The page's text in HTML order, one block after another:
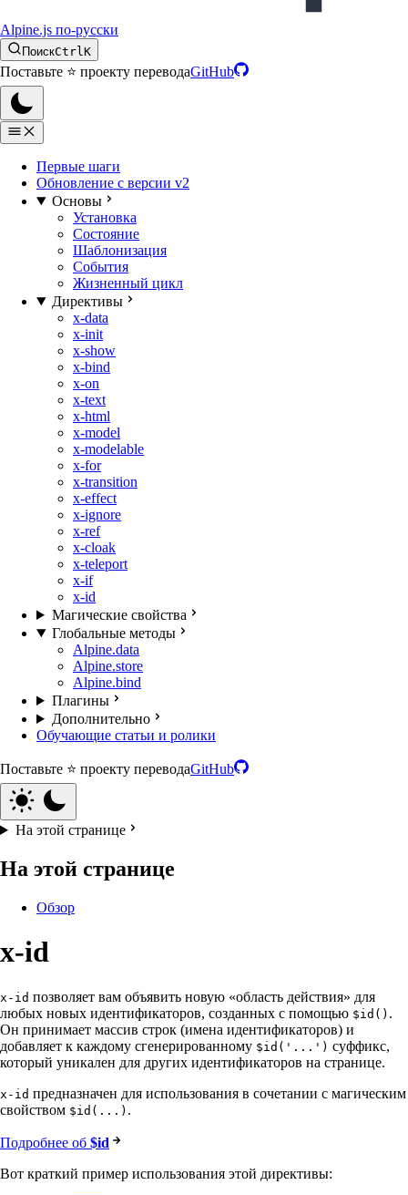
Alpine.js по-русски
ПоискCtrlK
Поставьте ⭐️ проекту переводаGitHub
Первые шаги
Обновление с версии v2
Основы
Установка
Состояние
Шаблонизация
События
Жизненный цикл
Директивы
x-data
x-init
x-show
x-bind
x-on
x-text
x-html
x-model
x-modelable
x-for
x-transition
x-effect
x-ignore
x-ref
x-cloak
x-teleport
x-if
x-id
Магические свойства
Глобальные методы
Alpine.data
Alpine.store
Alpine.bind
Плагины
Дополнительно
Обучающие статьи и ролики
Поставьте ⭐️ проекту переводаGitHub
На этой странице
На этой странице
Обзор
x-id
x-id позволяет вам объявить новую «область действия» для
любых новых идентификаторов, созданных с помощью $id() .
Он принимает массив строк (имена идентификаторов) и
добавляет к каждому сгенерированному $id('...') суффикс,
который уникален для других идентификаторов на странице.
x-id предназначен для использования в сочетании с магическим
свойством $id(...) .
Подробнее об $id
Вот краткий пример использования этой директивы: